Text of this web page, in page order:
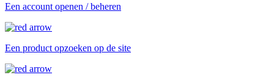
Een account openen / beheren
Een product opzoeken op de site